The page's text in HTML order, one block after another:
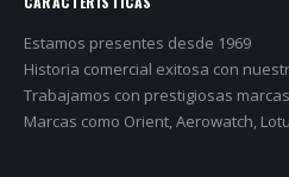
Estamos presentes desde 1969
Historia comercial exitosa con
Trabajamos con prestigiosas
Marcas como Orient, Aerowatch,